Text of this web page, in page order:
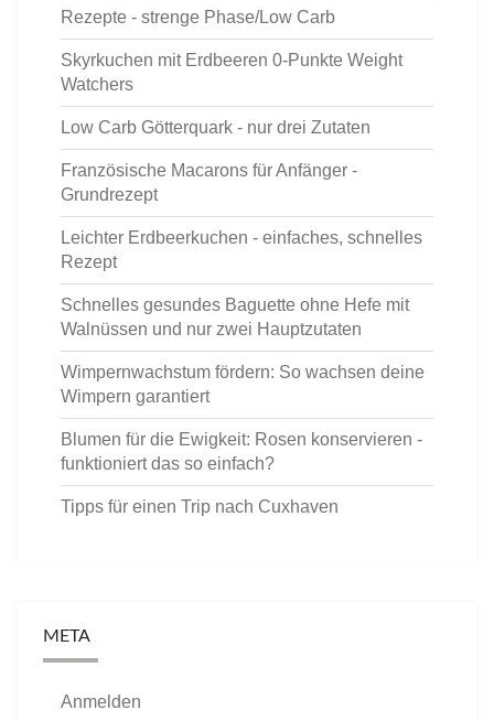
Rezepte - strenge Phase/Low Carb
Skyrkuchen mit Erdbeeren 0-Punkte Weight
Watchers
Low Carb Götterquark - nur drei Zutaten
Französische Macarons für Anfänger -
Grundrezept
Leichter Erdbeerkuchen - einfaches, schnelles
Rezept
Schnelles gesundes Baguette ohne Hefe mit
Walnüssen und nur zwei Hauptzutaten
Wimpernwachstum fördern: So wachsen deine
Wimpern garantiert
Blumen für die Ewigkeit: Rosen konservieren -
funktioniert das so einfach?
Tipps für einen Trip nach Cuxhaven
META
Anmelden